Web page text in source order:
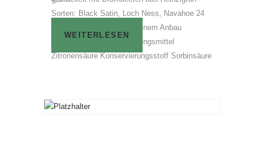
Sorten: Black Satin, Loch Ness, Navahoe 24
% Zucker, Zitrone aus eigenem Anbau
Geliermittel Pektin, Säuerungsmittel
Zitronensäure Konservierungsstoff Sorbinsäure
WEITERLESEN